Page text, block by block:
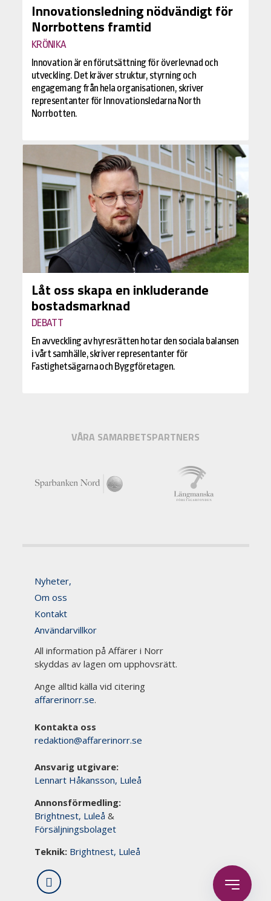
Innovationsledning nödvändigt för
Norrbottens framtid
KRÖNIKA
Innovation är en förutsättning för överlevnad och
utveckling. Det kräver struktur, styrning och
engagemang från hela organisationen, skriver
representanter för Innovationsledarna North
Norrbotten.
Låt oss skapa en inkluderande
bostadsmarknad
DEBATT
En avveckling av hyresrätten hotar den sociala balansen
i vårt samhälle, skriver representanter för
Fastighetsägarna och Byggföretagen.
VÅRA SAMARBETSPARTNERS
Nyheter,
Om oss
Kontakt
Användarvillkor
All information på Affärer i Norr
skyddas av lagen om upphovsrätt.
Ange alltid källa vid citering
affarerinorr.se.
Kontakta oss
redaktion@affarerinorr.se
Ansvarig utgivare:
Lennart Håkansson, Luleå
Annonsförmedling:
Brightnest, Luleå &
Försäljningsbolaget
Teknik: Brightnest, Luleå